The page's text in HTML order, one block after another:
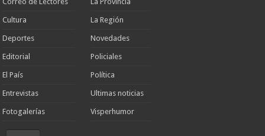
Cultura
Deportes
Editorial
El País
Entrevistas
Fotogalerías
La Región
Novedades
Policiales
Política
Ultimas noticias
Visperhumor